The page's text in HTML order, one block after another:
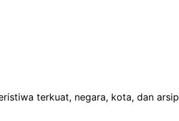
terkuat, negara, kota, dan